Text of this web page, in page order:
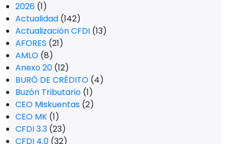
2026 (1)
Actualidad (142)
Actualización CFDI (13)
AFORES (21)
AMLO (8)
Anexo 20 (12)
BURÓ DE CRÉDITO (4)
Buzón Tributario (1)
CEO Miskuentas (2)
CEO MK (1)
CFDI 3.3 (23)
CFDI 4.0 (32)